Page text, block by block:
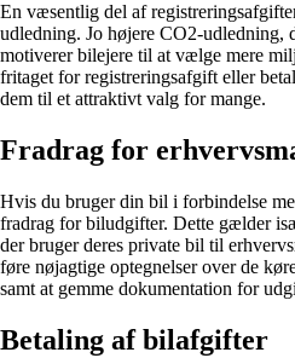
En væsentlig del af
udledning. Jo højere CO2-udledning,
motiverer bilejere til at vælge mere
fritaget for registreringsafgift eller
dem til et attraktivt valg for mange.
Fradrag for
Hvis du bruger din bil i forbindelse
fradrag for biludgifter. Dette gælder
der bruger deres private bil til
føre nøjagtige optegnelser over de
samt at gemme dokumentation for
Betaling af bilafgifter